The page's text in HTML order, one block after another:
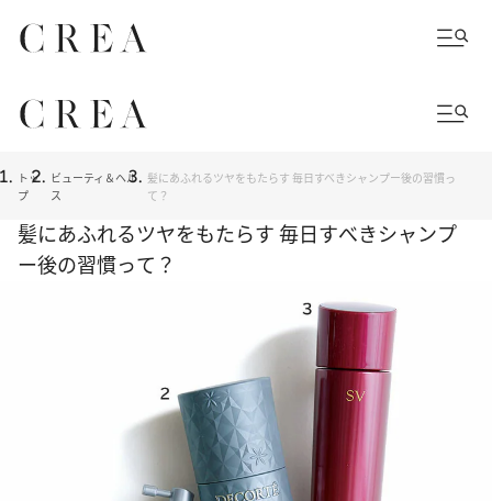
トッ
プ
ビューティ＆ヘル
ス
髪にあふれるツヤをもたらす 毎日すべきシャンプー後の習慣っ
て？
髪にあふれるツヤをもたらす 毎日すべきシャンプ
ー後の習慣って？